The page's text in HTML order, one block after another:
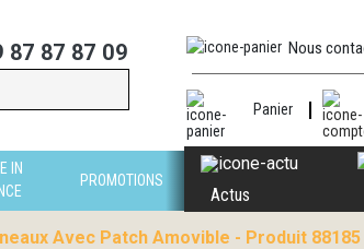
87 87 87 09 Nous
Panier
IN
PROMOTIONS
Actus
Avec Patch Amovible - Produit 88185